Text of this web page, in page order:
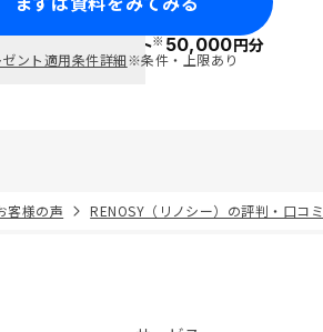
で ポイント※50,000円分
ント適用条件詳細※条件・上限あり
客様の声 RENOSY（リノシー）の評判・口コミ